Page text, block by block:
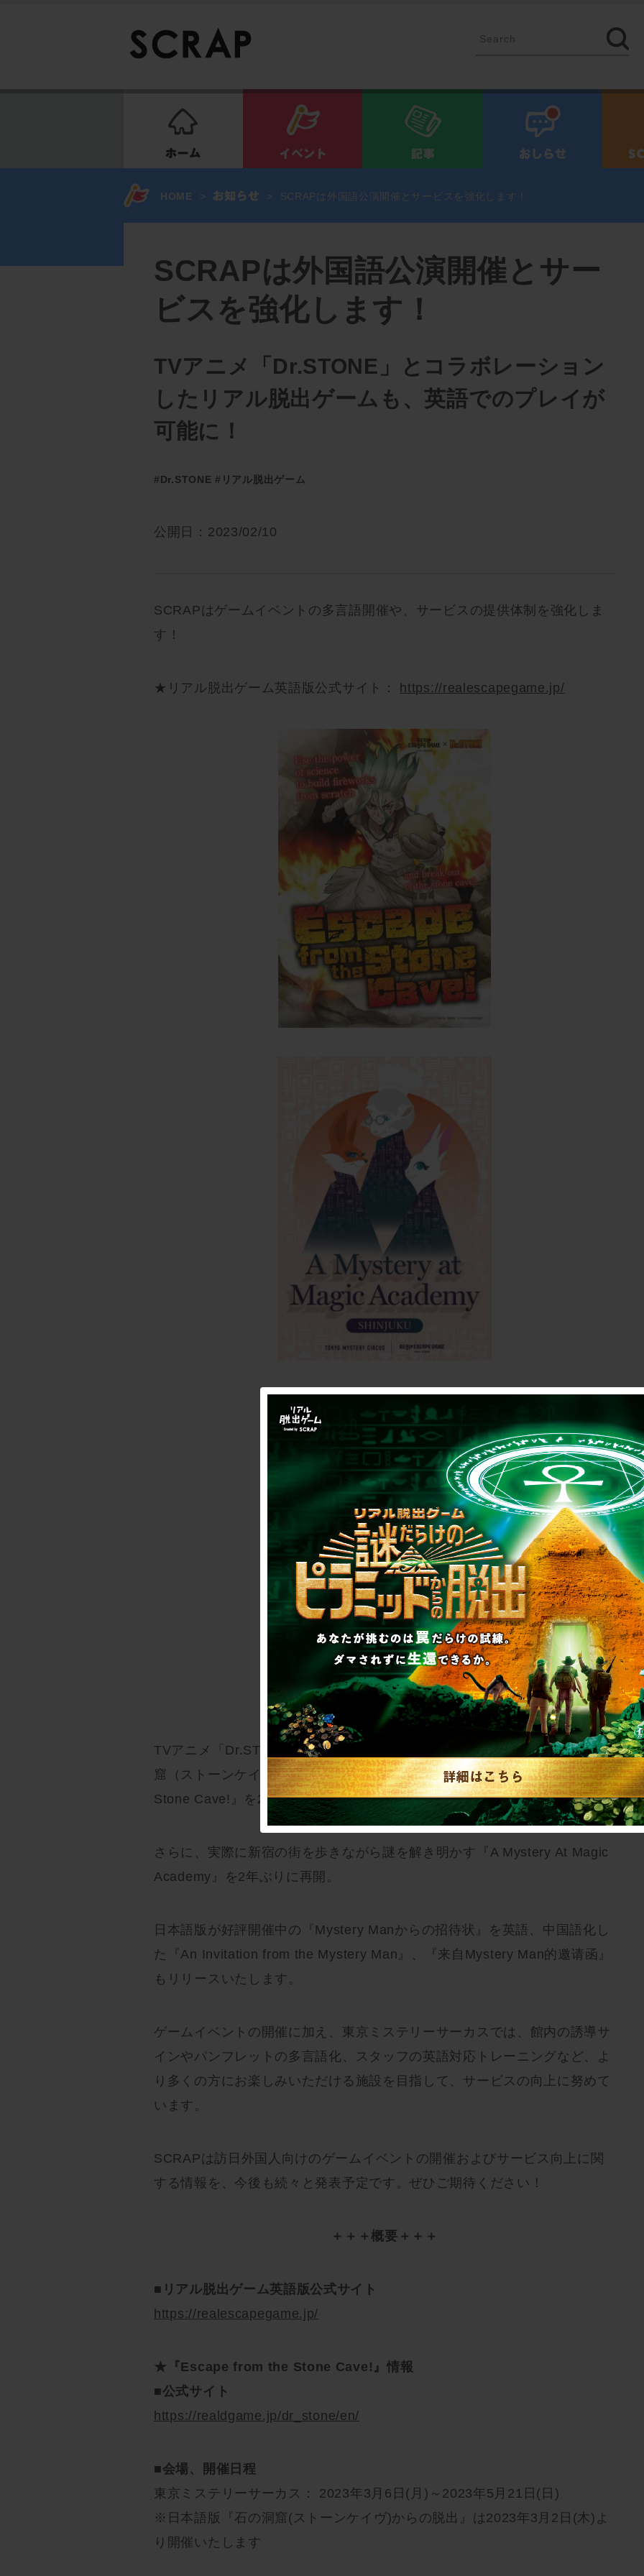
HOME > > SCRAPは外国語公演開催とサービスを強化します！
SCRAPは外国語公演開催とサー
ビスを強化します！
TVアニメ「Dr.STONE」とコラボレーション
したリアル脱出ゲームも、英語でのプレイが
可能に！
#Dr.STONE #リアル脱出ゲーム
公開日：2023/02/10
SCRAPはゲームイベントの多言語開催や、サービスの提供体制を強化しま
す！
★リアル脱出ゲーム英語版公式サイト： https://realescapegame.jp/
TVアニメ「Dr.STONE」とコラボレーションしたリアル脱出ゲーム『石の洞
窟（ストーンケイヴ）からの脱出』の英語版である、『Escape from the
Stone Cave!』を2023年3月2日(木)よりリバイバル開催！
さらに、実際に新宿の街を歩きながら謎を解き明かす『A Mystery At Magic
Academy』を2年ぶりに再開。
日本語版が好評開催中の『Mystery Manからの招待状』を英語、中国語化し
た『An Invitation from the Mystery Man』、『来自Mystery Man的邀请函』
もリリースいたします。
ゲームイベントの開催に加え、東京ミステリーサーカスでは、館内の誘導サ
インやパンフレットの多言語化、スタッフの英語対応トレーニングなど、よ
り多くの方にお楽しみいただける施設を目指して、サービスの向上に努めて
います。
SCRAPは訪日外国人向けのゲームイベントの開催およびサービス向上に関
する情報を、今後も続々と発表予定です。ぜひご期待ください！
＋＋＋概要＋＋＋
■リアル脱出ゲーム英語版公式サイト
https://realescapegame.jp/
★『Escape from the Stone Cave!』情報
■公式サイト
https://realdgame.jp/dr_stone/en/
■会場、開催日程
東京ミステリーサーカス： 2023年3月6日(月)～2023年5月21日(日)
※日本語版『石の洞窟(ストーンケイヴ)からの脱出』は2023年3月2日(木)よ
り開催いたします